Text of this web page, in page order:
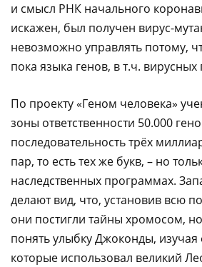
и смысл РНК начального
искажен, был получен вирус-
невозможно управлять потому,
пока языка генов, в т.ч. вирусных
По проекту «Геном человека»
зоны ответственности 50.000
последовательность трёх
пар, то есть тех же букв, – но
наследственных программах.
делают вид, что, установив всю
они постигли тайны хромосом,
понять улыбку Джоконды, изучая
которые использовал великий